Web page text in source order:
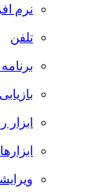
نرم
تلفن